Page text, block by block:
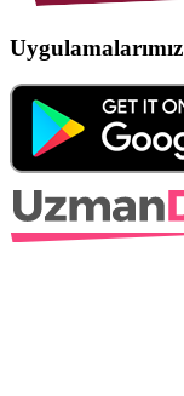
Uygulamalarımız